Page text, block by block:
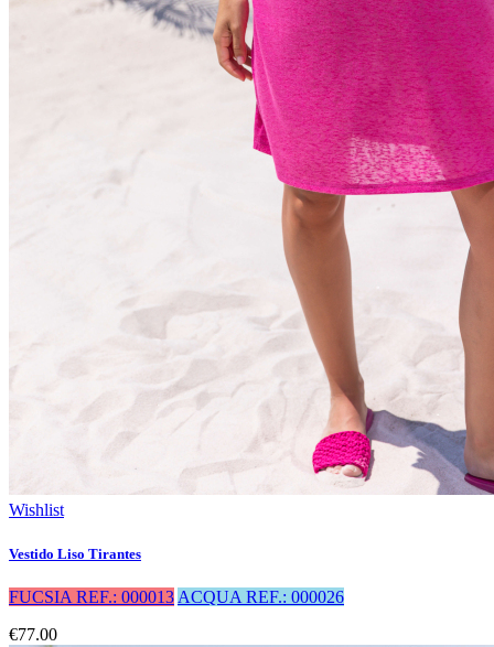
Wishlist
Vestido Liso Tirantes
FUCSIA REF.: 000013 ACQUA REF.: 000026
€77.00